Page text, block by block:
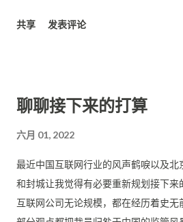
力。这么说可能比较虚，下面针对每
所经历的调整中，有人心态非常积极，
幸，我的前直属上级就是后者，调整
范围会不会受到影响，所谓“好业务”是
管理的人是不是会缩减，他把变化灾
共享 发表评论
聊聊接下来的打算
六月 01, 2022
最近中国互联网行业的风声鹤唳以及
和封城让我觉得有必要重新规划接下
互联网公司无论规模，都在经历着史